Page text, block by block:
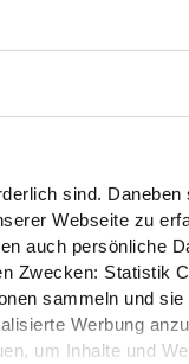
sind.
Webseite zu
auch persönliche
Zwecken: Statistik
sammeln und
Werbung
um Inhalte und